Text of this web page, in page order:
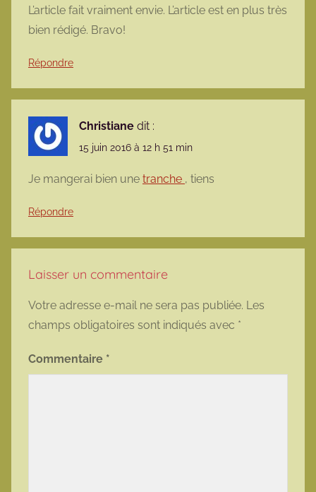
L’article fait vraiment envie. L’article est en plus très
bien rédigé. Bravo!
Répondre
Christiane dit :
15 juin 2016 à 12 h 51 min
Je mangerai bien une tranche , tiens
Répondre
Laisser un commentaire
Votre adresse e-mail ne sera pas publiée. Les
champs obligatoires sont indiqués avec *
Commentaire *